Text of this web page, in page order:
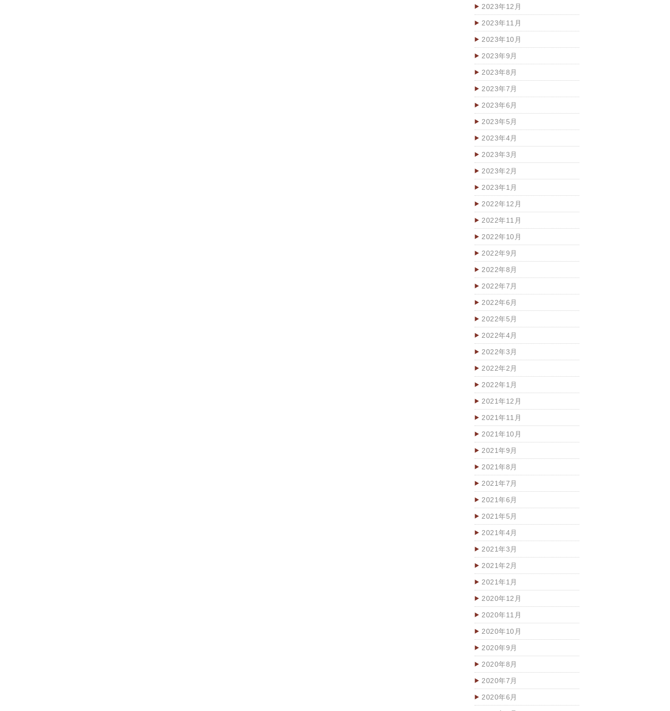
2023年12月
2023年11月
2023年10月
2023年9月
2023年8月
2023年7月
2023年6月
2023年5月
2023年4月
2023年3月
2023年2月
2023年1月
2022年12月
2022年11月
2022年10月
2022年9月
2022年8月
2022年7月
2022年6月
2022年5月
2022年4月
2022年3月
2022年2月
2022年1月
2021年12月
2021年11月
2021年10月
2021年9月
2021年8月
2021年7月
2021年6月
2021年5月
2021年4月
2021年3月
2021年2月
2021年1月
2020年12月
2020年11月
2020年10月
2020年9月
2020年8月
2020年7月
2020年6月